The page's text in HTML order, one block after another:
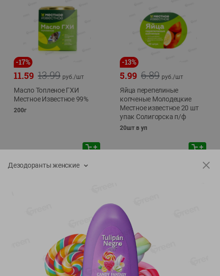
-17%
13.99
11.59 руб./шт
Масло Топленое ГХИ
Местное Известное 99%
200г
-13%
6.89
5.99 руб./шт
Яйца перепелиные
копченые Молодецкие
Местное известное 20 шт
упак Солигорска п/ф
20шт в уп
Показано 1-14 из 79
Каталог товаров
Специально для вас
Дезодоранты женские